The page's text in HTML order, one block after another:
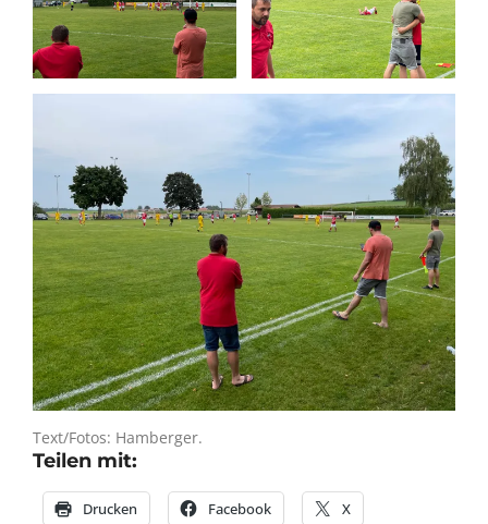
Text/Fotos: Hamberger.
Teilen mit:
Drucken Facebook X